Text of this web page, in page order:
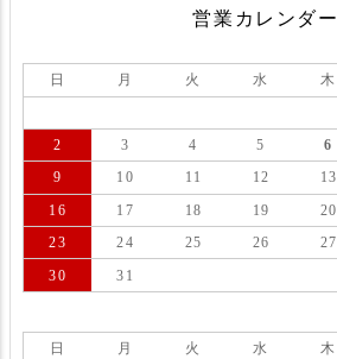
営業カレンダー
日 月 火 水 木
2
3 4 5 6
9
10 11 12 13
16
17 18 19 20
23
24 25 26 27
30
31
日 月 火 水 木